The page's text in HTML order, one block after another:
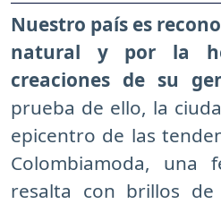
Nuestro país es
natural y por la
creaciones de su
prueba de ello, la
epicentro de las
Colombiamoda, una
resalta con brillos